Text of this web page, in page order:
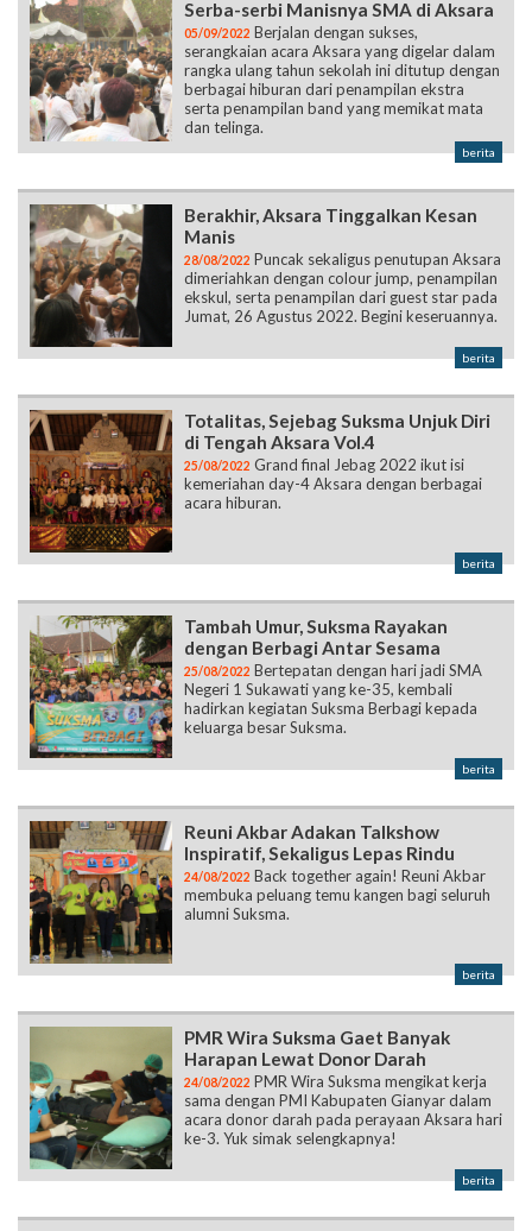
Serba-serbi Manisnya SMA di Aksara
05/09/2022 Berjalan dengan sukses,
serangkaian acara Aksara yang digelar dalam
rangka ulang tahun sekolah ini ditutup dengan
berbagai hiburan dari penampilan ekstra
serta penampilan band yang memikat mata
dan telinga.
berita
Berakhir, Aksara Tinggalkan Kesan
Manis
28/08/2022 Puncak sekaligus penutupan Aksara
dimeriahkan dengan colour jump, penampilan
ekskul, serta penampilan dari guest star pada
Jumat, 26 Agustus 2022. Begini keseruannya.
berita
Totalitas, Sejebag Suksma Unjuk Diri
di Tengah Aksara Vol.4
25/08/2022 Grand final Jebag 2022 ikut isi
kemeriahan day-4 Aksara dengan berbagai
acara hiburan.
berita
Tambah Umur, Suksma Rayakan
dengan Berbagi Antar Sesama
25/08/2022 Bertepatan dengan hari jadi SMA
Negeri 1 Sukawati yang ke-35, kembali
hadirkan kegiatan Suksma Berbagi kepada
keluarga besar Suksma.
berita
Reuni Akbar Adakan Talkshow
Inspiratif, Sekaligus Lepas Rindu
24/08/2022 Back together again! Reuni Akbar
membuka peluang temu kangen bagi seluruh
alumni Suksma.
berita
PMR Wira Suksma Gaet Banyak
Harapan Lewat Donor Darah
24/08/2022 PMR Wira Suksma mengikat kerja
sama dengan PMI Kabupaten Gianyar dalam
acara donor darah pada perayaan Aksara hari
ke-3. Yuk simak selengkapnya!
berita